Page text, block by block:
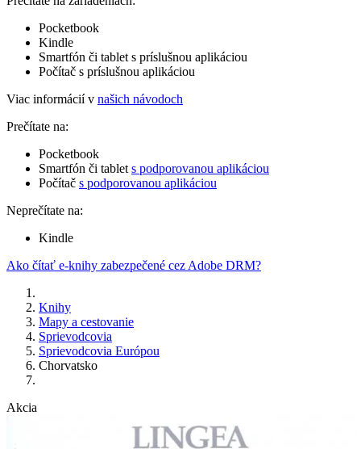
Pocketbook
Kindle
Smartfón či tablet s príslušnou aplikáciou
Počítač s príslušnou aplikáciou
Viac informácií v našich návodoch
Prečítate na:
Pocketbook
Smartfón či tablet s podporovanou aplikáciou
Počítač s podporovanou aplikáciou
Neprečítate na:
Kindle
Ako čítať e-knihy zabezpečené cez Adobe DRM?
Knihy
Mapy a cestovanie
Sprievodcovia
Sprievodcovia Európou
Chorvatsko
Akcia